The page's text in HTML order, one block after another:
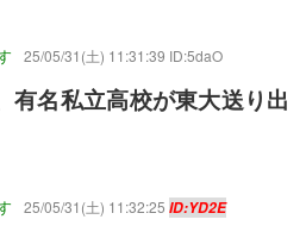
25/05/31(土) 11:31:39 ID:5daO
有名私立高校が東大送り出
25/05/31(土) 11:32:25 ID:YD2E